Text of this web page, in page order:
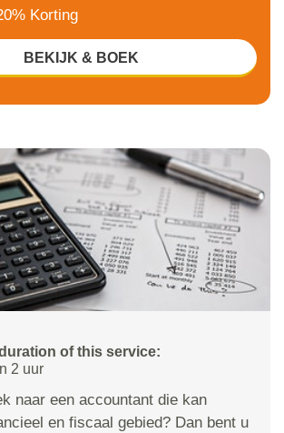
of this service:
2 uur
naar een accountant die kan
en fiscaal gebied? Dan bent u
Korting
BEKIJK & BOEK